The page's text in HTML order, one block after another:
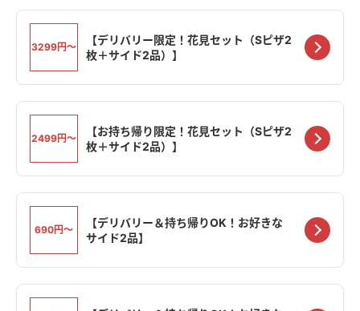
3299円〜
【デリバリー限定！花見セット（Sピザ2
枚＋サイド2品）】
2499円〜
【お持ち帰り限定！花見セット（Sピザ2
枚＋サイド2品）】
690円〜
【デリバリー＆持ち帰りOK！お好きな
サイド2品】